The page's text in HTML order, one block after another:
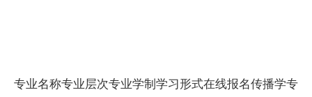
专业名称专业层次专业学制学习形式在线报名传播学专